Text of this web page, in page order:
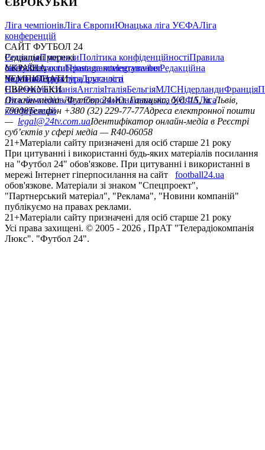
Ліга чемпіонівЛіга ЄвропиЮнацька ліга УЄФАЛіга
конференцій
САЙТ ФУТБОЛ 24
РедакціяПрогнозиПолітика конфіденційностіПравила
сайтуКонтактиПравила коментуванняРедакційна
політикаСтруктура власності
Соціальні мережі
facebookxyoutubeinstagramtelegramviber
УКРАЇНА
УкраїнаПерша лігаДруга ліга
ЧЕМПІОНАТИ
НімеччинаІспаніяАнгліяІталіяБельгіяМЛСНідерландиФранція
ЄВРОКУБКИ
Ліга чемпіонівЛіга ЄвропиЮнацька ліга УЄФАЛіга
конференцій
Онлайн-медіа «Футбол 24»пл. Галицька, буд. 15, м. Львів,
79008Телефон +380 (32) 229-77-77Адреса електронної пошти
— legal@24tv.com.uaІдентифікатор онлайн-медіа в Реєстрі
суб’єктів у сфері медіа — R40-06058
21+Матеріали сайту призначені для осіб старше 21 року
При цитуванні і використанні будь-яких матеріалів посилання
на "Футбол 24" обов'язкове. При цитуванні і використанні в
мережі Інтернет гіперпосилання на сайт
football24.ua
обов'язкове. Матеріали зі знаком "Спецпроект",
"Партнерський матеріал", "Реклама", "Новини компаній"
публікуємо на правах реклами.
21+Матеріали сайту призначені для осіб старше 21 року
Усi права захищенi. © 2005 - 2026 , ПрАТ "Телерадіокомпанія
Люкс". "Футбол 24".